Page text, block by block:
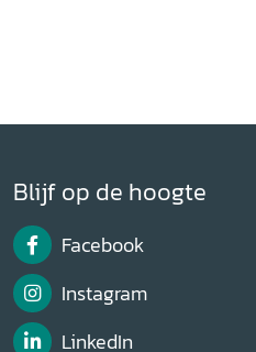
Blijf op de hoogte
Facebook
Instagram
LinkedIn